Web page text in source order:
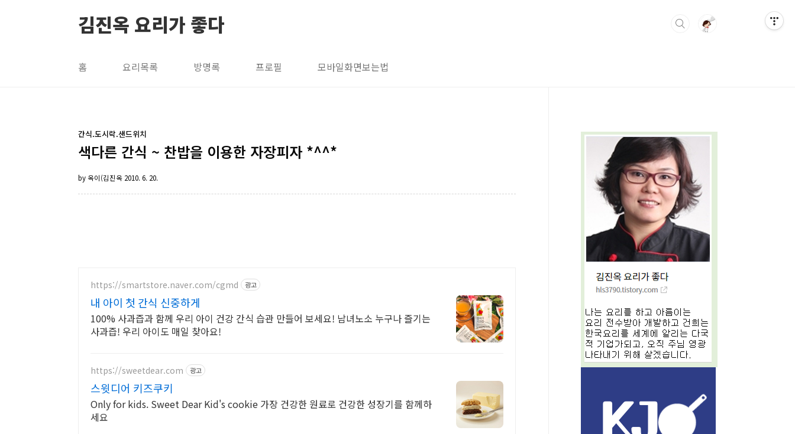
김진옥 요리가 좋다
홈 요리목록 방명록 프로필 모바일화면보는법
간식.도시락.샌드위치
색다른 간식 ~ 찬밥을 이용한 자장피자 *^^*
by 옥이(김진옥 2010. 6. 20.
https://smartstore.naver.com/cgmd 광고
내 아이 첫 간식 신중하게
100% 사과즙과 함께 우리 아이 건강 간식 습관 만들어 보세요! 남녀노소 누구나 즐기는
사과즙! 우리 아이도 매일 찾아요!
https://sweetdear.com 광고
스윗디어 키즈쿠키
Only for kids. Sweet Dear Kid's cookie 가장 건강한 원료로 건강한 성장기를 함께하
세요